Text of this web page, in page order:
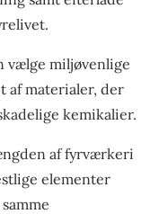
vælge miljøvenlige
af materialer, der
kemikalier.
af fyrværkeri
elementer